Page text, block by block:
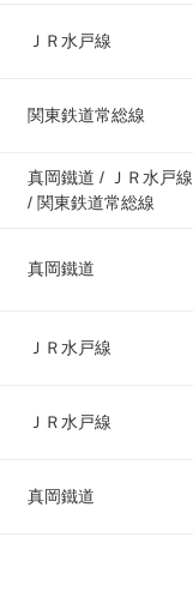
ＪＲ水戸線
関東鉄道常総線
真岡鐵道 / ＪＲ水戸線
/ 関東鉄道常総線
真岡鐵道
ＪＲ水戸線
ＪＲ水戸線
真岡鐵道